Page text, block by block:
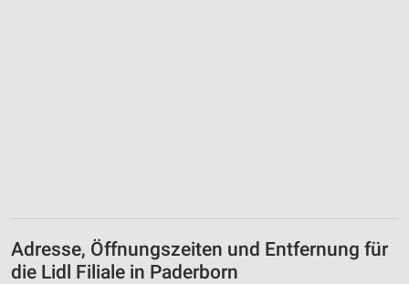
Adresse, Öffnungszeiten und Entfernung für
die Lidl Filiale in Paderborn